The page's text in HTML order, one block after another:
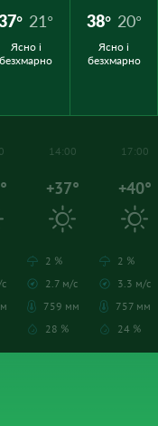
21°
Ясно і
безхмарно
38° 20°
Ясно і
безхмарно
14:00
+37°
2 %
2.7 м/с
759 мм
28 %
17:00
+40°
2 %
3.3 м/с
757 мм
24 %